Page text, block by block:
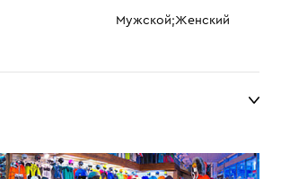
Мужской;Женский